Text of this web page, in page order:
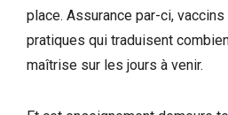
place. Assurance par-ci,
pratiques qui traduisent
maîtrise sur les jours à venir.